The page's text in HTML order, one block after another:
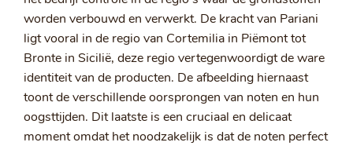
worden verbouwd en verwerkt. De kracht van Pariani
ligt vooral in de regio van Cortemilia in Piëmont tot
Bronte in Sicilië, deze regio vertegenwoordigt de ware
identiteit van de producten. De afbeelding hiernaast
toont de verschillende oorsprongen van noten en hun
oogsttijden. Dit laatste is een cruciaal en delicaat
moment omdat het noodzakelijk is dat de noten perfect